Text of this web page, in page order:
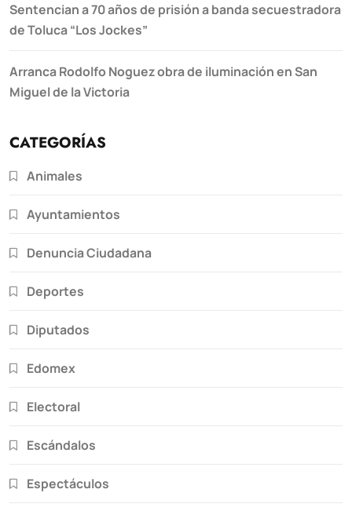
Sentencian a 70 años de prisión a banda secuestradora
de Toluca “Los Jockes”
Arranca Rodolfo Noguez obra de iluminación en San
Miguel de la Victoria
CATEGORÍAS
Animales
Ayuntamientos
Denuncia Ciudadana
Deportes
Diputados
Edomex
Electoral
Escándalos
Espectáculos